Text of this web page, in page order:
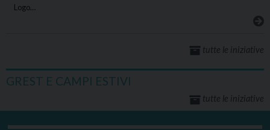
Logo…
tutte le iniziative
GREST E CAMPI ESTIVI
tutte le iniziative